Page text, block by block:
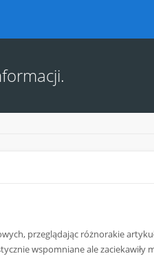
przeglądając różnorakie
wspomniane ale zaciekawiły